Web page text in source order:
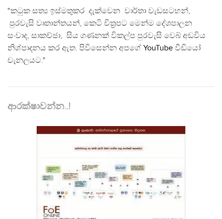
"කටුක සත්‍ය ඉස්මතුකර දැක්වෙන වාර්තා වැඩසටහන්,
පුරවැසි වෘතාන්තයන්, කෙටි චිත්‍රපට මෙන්ම දේශපාලන
සංවාද, සාකච්ඡා, සිය ගණනක් විකල්ප පුරවැසි වෙබ් අඩවිය
නිශ්පාදනය කර ඇත. පිවිසෙන්න අපගේ YouTube වීඩියෝ
චැනලයට."
ආරක්ෂාවන්න..!